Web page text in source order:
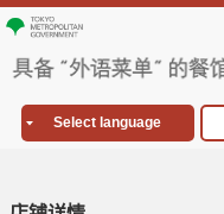
Select language